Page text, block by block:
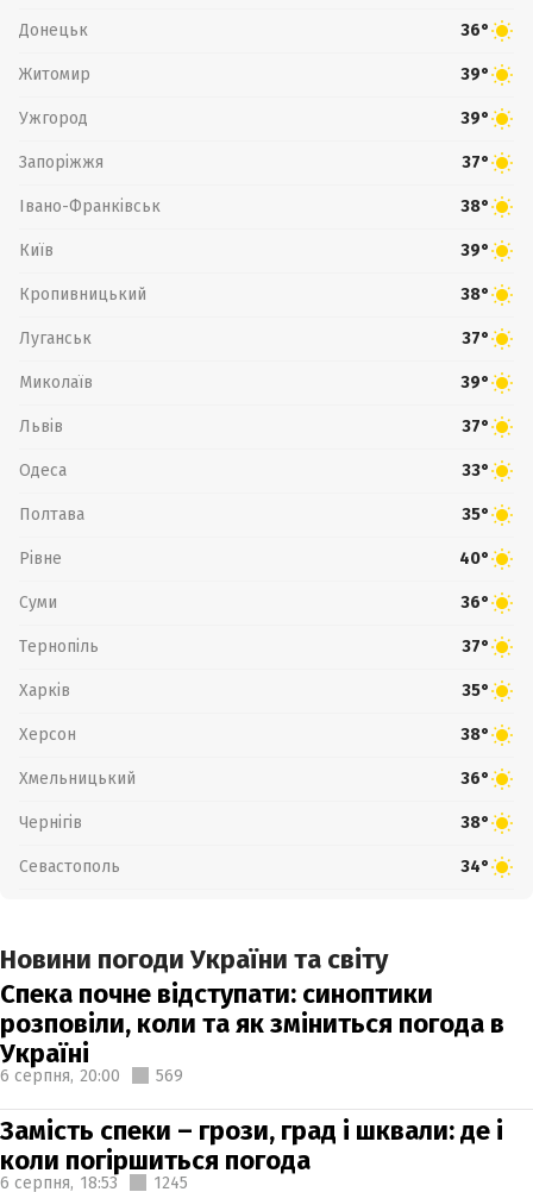
Донецьк 36°
Житомир 39°
Ужгород 39°
Запоріжжя 37°
Івано-Франківськ 38°
Київ 39°
Кропивницький 38°
Луганськ 37°
Миколаїв 39°
Львів 37°
Одеса 33°
Полтава 35°
Рівне 40°
Суми 36°
Тернопіль 37°
Харків 35°
Херсон 38°
Хмельницький 36°
Чернігів 38°
Севастополь 34°
Новини погоди України та світу
Спека почне відступати: синоптики
розповіли, коли та як зміниться погода в
Україні
6 серпня, 20:00 569
Замість спеки – грози, град і шквали: де і
коли погіршиться погода
6 серпня, 18:53 1245